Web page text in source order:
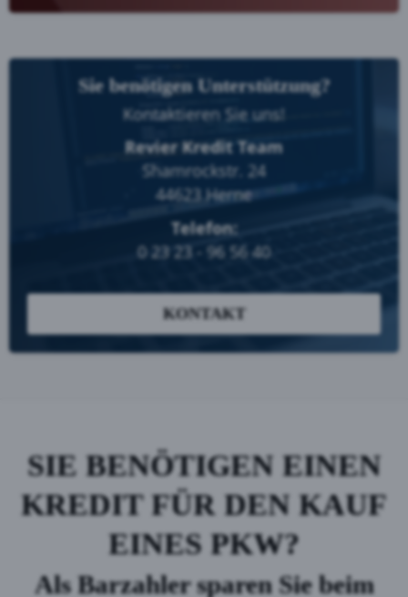
Sie benötigen Unterstützung?
Kontaktieren Sie uns!
Revier Kredit Team
Shamrockstr. 24
44623 Herne
Telefon:
0 23 23 - 96 56 40
KONTAKT
SIE BENÖTIGEN EINEN
KREDIT FÜR DEN KAUF
EINES PKW?
Als Barzahler sparen Sie beim